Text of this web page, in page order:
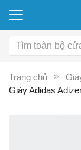
Trang chủ
Giày Adidas